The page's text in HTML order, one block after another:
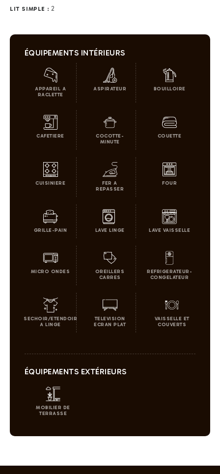
LIT SIMPLE : 2
ÉQUIPEMENTS INTÉRIEURS
APPAREIL A
RACLETTE
ASPIRATEUR BOUILLOIRE
CAFETIERE
COCOTTE-
MINUTE
COUETTE
CUISINIERE
FER A
REPASSER
FOUR
GRILLE-PAIN LAVE LINGE LAVE VAISSELLE
MICRO ONDES
OREILLERS
CARRES
REFRIGERATEUR-
CONGELATEUR
SECHOIR/ETENDOIR
A LINGE
TELEVISION
ECRAN PLAT
VAISSELLE ET
COUVERTS
ÉQUIPEMENTS EXTÉRIEURS
MOBILIER DE
TERRASSE